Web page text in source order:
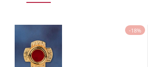
-18%